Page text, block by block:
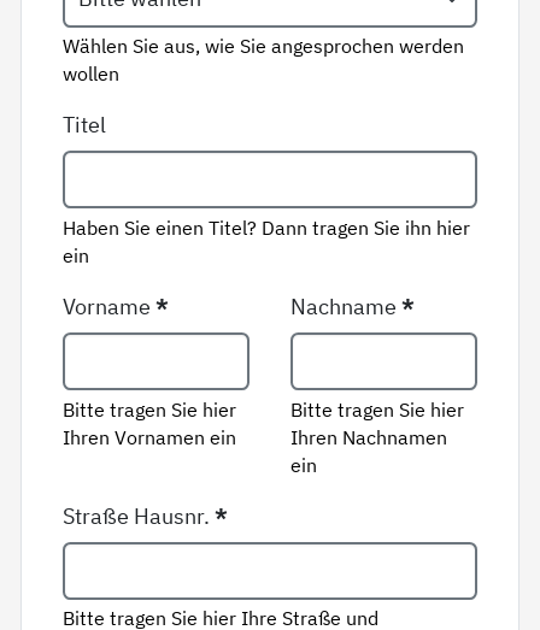
Wählen Sie aus, wie Sie angesprochen werden
wollen
Titel
Haben Sie einen Titel? Dann tragen Sie ihn hier
ein
Vorname*
Bitte tragen Sie hier
Ihren Vornamen ein
Nachname*
Bitte tragen Sie hier
Ihren Nachnamen
ein
Straße Hausnr.*
Bitte tragen Sie hier Ihre Straße und